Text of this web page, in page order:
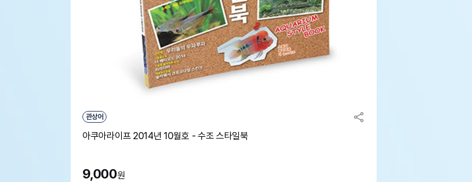
관상어
아쿠아라이프 2014년 10월호 - 수조 스타일북
9,000원